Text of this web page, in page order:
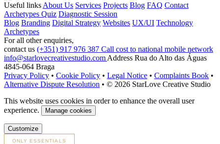
Useful links About Us Services Projects Blog FAQ Contact
Archetypes Quiz Diagnostic Session
Blog Branding Digital Strategy Websites UX/UI Technology
Archetypes
For all other enquiries,
contact us (+351) 917 976 387 Call cost to national mobile network
info@starlovecreativestudio.com Address Rua do Alto das Águas
4845-064 Braga
Privacy Policy • Cookie Policy • Legal Notice • Complaints Book •
Alternative Dispute Resolution • © 2026 StarLove Creative Studio
This website uses cookies in order to enhance the overall user
experience.
Manage cookies
Customize
ONLY ESSENTIALS